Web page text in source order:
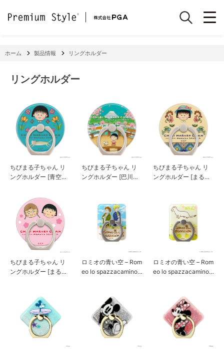
ホーム 製品情報 リングホルダー
リングホルダー
ちびまる子ちゃん リ
ングホルダー [青空の
ちびまる子ちゃん リ
ングホルダー [巴川の
ちびまる子ちゃん リ
ングホルダー [まる子
ちびまる子ちゃん リ
ングホルダー [まる子
ロミオの青い空 – Rom
eo lo spazzacamino –
ロミオの青い空 – Rom
eo lo spazzacamino –